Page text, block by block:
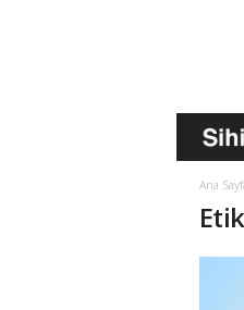
Ana